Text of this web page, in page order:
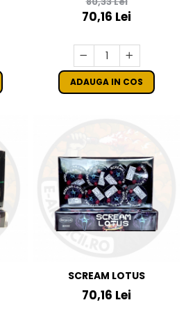
70,16 Lei
ADAUGA IN COS
SCREAM LOTUS
70,16 Lei